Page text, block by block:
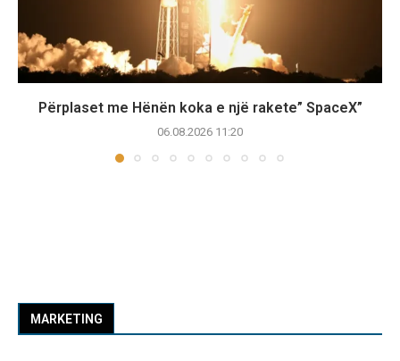
Përplaset me Hënën koka e një rakete” SpaceX”
06.08.2026 11:20
MARKETING